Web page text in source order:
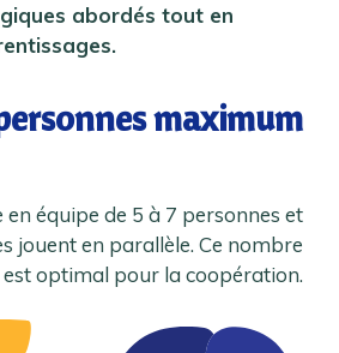
abordés tout en
maximum
en équipe de 5 à 7 personnes et
jouent en parallèle. Ce nombre
est optimal pour la coopération.